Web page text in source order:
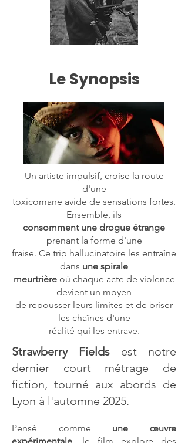
Le Synopsis
Un artiste impulsif, croise la route
d'une
toxicomane avide de sensations fortes.
Ensemble, ils
consomment une drogue étrange
prenant la forme d'une
fraise. Ce trip hallucinatoire les entraîne
dans une spirale
meurtrièreoù chaque acte de violence
devient un moyen
de repousser leurs limites et de briser
les chaînes d'une
réalité qui les entrave.
Strawberry Fields est notre
dernier court métrage de
fiction, tourné aux abords de
Lyon à l'automne 2025.
Pensé comme une œuvre